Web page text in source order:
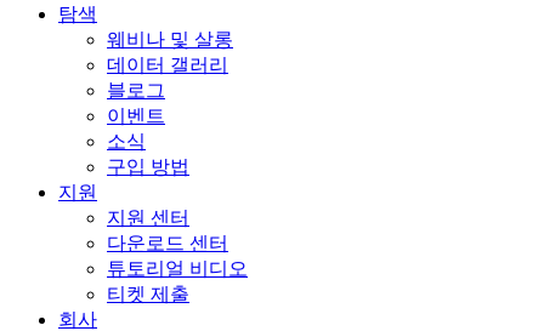
탐색
웨비나 및 살롱
데이터 갤러리
블로그
이벤트
소식
구입 방법
지원
지원 센터
다운로드 센터
튜토리얼 비디오
티켓 제출
회사